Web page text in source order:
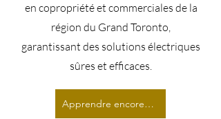
en copropriété et commerciales de la
région du Grand Toronto,
garantissant des solutions électriques
sûres et efficaces.
Apprendre encore plus